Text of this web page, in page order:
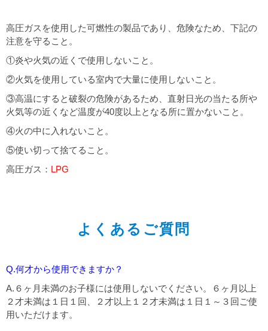
高圧ガスを使用した可燃性の製品であり、危険なため、下記の
注意を守ること。
①炎や火気の近くで使用しないこと。
②火気を使用している室内で大量に使用しないこと。
③高温にすると破裂の危険があるため、直射日光の当たる所や
火気等の近くなど温度が40度以上となる所に置かないこと。
④火の中に入れないこと。
⑤使い切って捨てること。
高圧ガス： LPG
よくあるご質問
Q.何才から使用できますか？
A.６ヶ月未満のお子様には使用しないでください。６ヶ月以上
２才未満は１日１回、２才以上１２才未満は１日１～３回ご使
用いただけます。